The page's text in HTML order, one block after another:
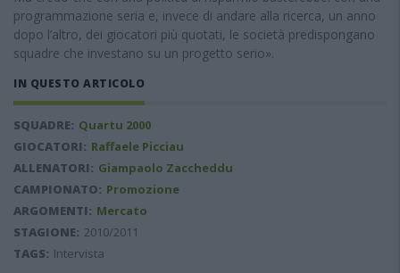
programmazione seria e, invece di andare alla ricerca, un anno
dopo l’altro, dei giocatori più quotati, le società predispongano
squadre che investano su un progetto serio».
IN QUESTO ARTICOLO
SQUADRE: Quartu 2000
GIOCATORI: Raffaele Picciau
ALLENATORI: Giampaolo Zaccheddu
CAMPIONATO: Promozione
ARGOMENTI: Mercato
STAGIONE: 2010/2011
TAGS: Intervista